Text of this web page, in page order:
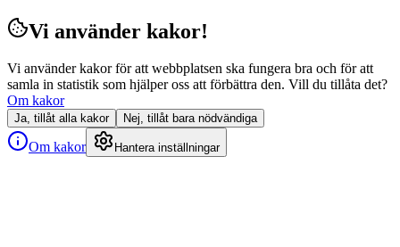
Vi använder kakor!
Vi använder kakor för att webbplatsen ska fungera bra och för att
samla in statistik som hjälper oss att förbättra den. Vill du tillåta det?
Om kakor
Ja, tillåt alla kakor Nej, tillåt bara nödvändiga
Om kakor Hantera inställningar